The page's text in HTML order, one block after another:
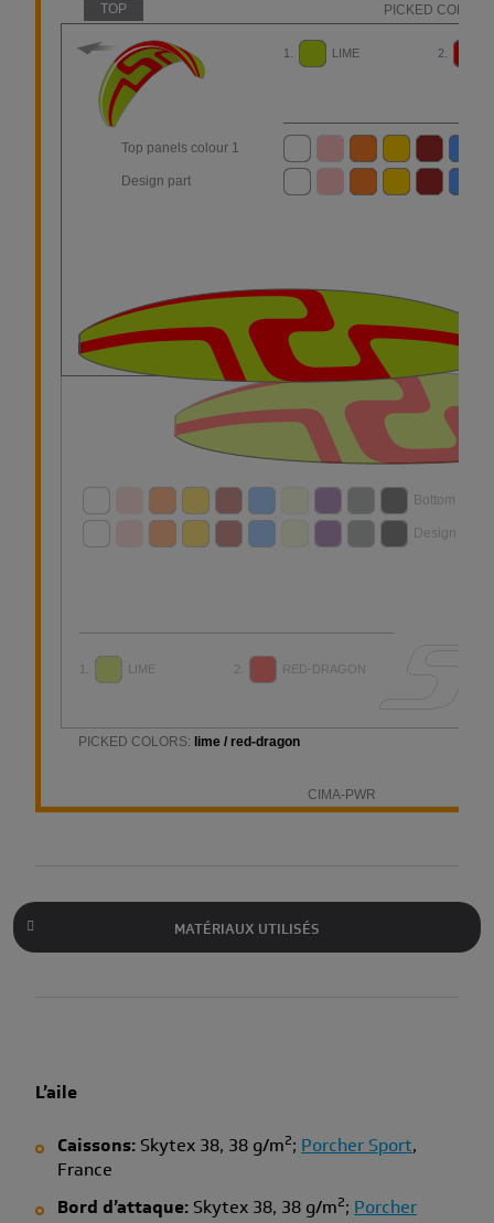
MATÉRIAUX UTILISÉS
L’aile
Caissons:Skytex 38, 38 g/m2; Porcher Sport,
France
Bord d’attaque:Skytex 38, 38 g/m2; Porcher